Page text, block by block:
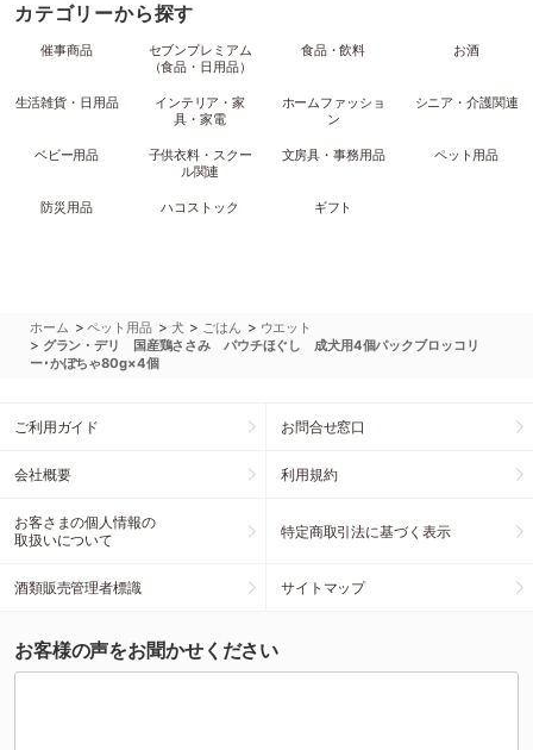
カテゴリーから探す
催事商品
セブンプレミアム
（食品・日用品）
食品・飲料 お酒
生活雑貨・日用品
インテリア・家
具・家電
ホームファッショ
ン
シニア・介護関連
ベビー用品
子供衣料・スクー
ル関連
文房具・事務用品 ペット用品
防災用品 ハコストック ギフト
ホーム >ペット用品 > 犬 > ごはん > ウエット
> グラン・デリ 国産鶏ささみ パウチほぐし 成犬用4個パックブロッコリ
ー･かぼちゃ80g×4個
ご利用ガイド お問合せ窓口
会社概要 利用規約
お客さまの個人情報の
取扱いについて
特定商取引法に基づく表示
酒類販売管理者標識 サイトマップ
お客様の声をお聞かせください